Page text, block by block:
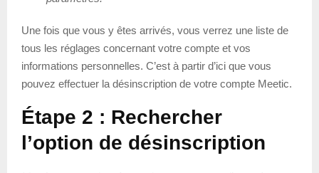
Une fois que vous y êtes arrivés, vous verrez une liste de
tous les réglages concernant votre compte et vos
informations personnelles. C’est à partir d’ici que vous
pouvez effectuer la désinscription de votre compte Meetic.
Étape 2 : Rechercher
l’option de désinscription